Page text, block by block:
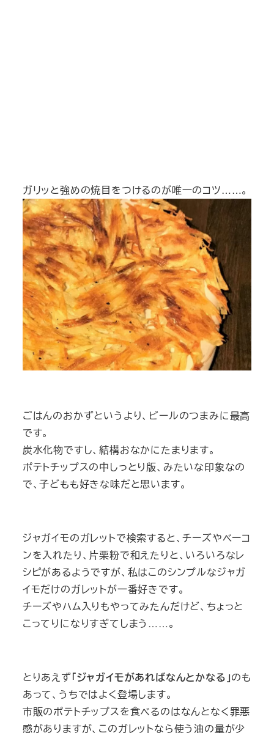
ガリッと強めの焼目をつけるのが唯一のコツ……。
ごはんのおかずというより、ビールのつまみに最高
です。
炭水化物ですし、結構おなかにたまります。
ポテトチップスの中しっとり版、みたいな印象なの
で、子どもも好きな味だと思います。
ジャガイモのガレットで検索すると、チーズやベーコ
ンを入れたり、片栗粉で和えたりと、いろいろなレ
シピがあるようですが、私はこのシンプルなジャガ
イモだけのガレットが一番好きです。
チーズやハム入りもやってみたんだけど、ちょっと
こってりになりすぎてしまう……。
とりあえず「ジャガイモがあればなんとかなる」のも
あって、うちではよく登場します。
市販のポテトチップスを食べるのはなんとなく罪悪
感がありますが、このガレットなら使う油の量が少